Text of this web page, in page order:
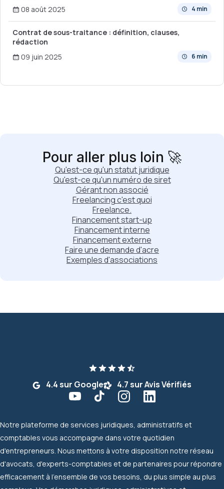
4 min
08 août 2025
Contrat de sous-traitance : définition, clauses,
rédaction
6 min
09 juin 2025
Pour aller plus loin 🚀
Qu'est-ce qu'un statut juridique
Qu'est-ce qu'un numéro de siret
Gérant non associé
Freelancing c'est quoi
Freelance.
Financement start-up
Financement interne
Financement externe
Faire une demande d'acre
Exemples d'associations
4.4 sur Google 4.7 sur Avis Vérifiés
Notre plateforme de services juridiques, administratifs et
comptables vous accompagne dans votre quotidien
d'entrepreneurs. Nous mettons à votre disposition notre réseau
d'avocats, d'experts-comptables et de partenaires pour répondre
efficacement à l'ensemble de vos besoins, du plus simple au plus